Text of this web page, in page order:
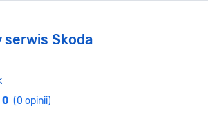
Skoda
0 (0 opinii)